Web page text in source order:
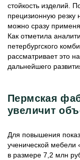
стойкость изделий.
прецизионную резку
можно сразу
Как отметила
петербургского
рассматривает это
дальнейшего
Пермская
увеличит
Для повышения
ученической
в размере 7,2 млн